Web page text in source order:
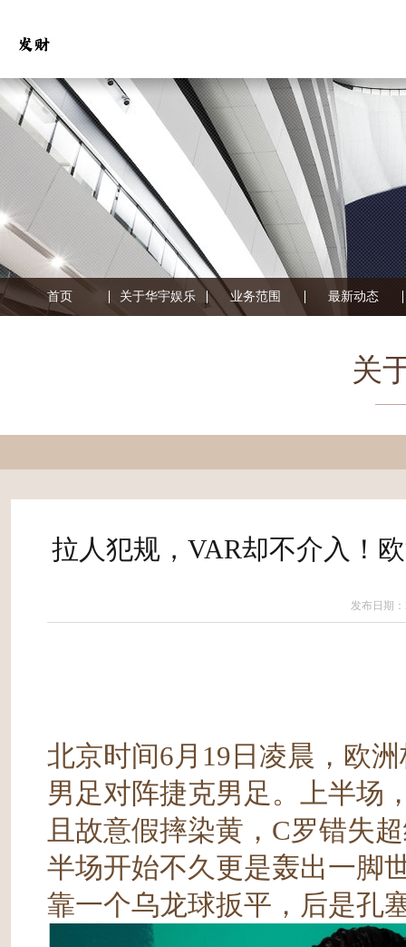
首页 关于华宇娱乐 业务范围 最新动态
关
拉人犯规，VAR却不介入！
发布日期
北京时间6月19日凌晨，欧
男足对阵捷克男足。上半场
且故意假摔染黄，C罗错失
半场开始不久更是轰出一脚
靠一个乌龙球扳平，后是孔